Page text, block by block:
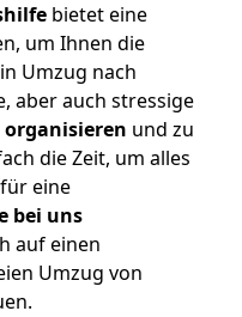
bietet eine
um Ihnen die
Umzug nach
aber auch stressige
organisieren und zu
die Zeit, um alles
eine
bei uns
auf einen
Umzug von